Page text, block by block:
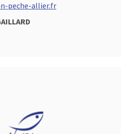
peche-allier.fr